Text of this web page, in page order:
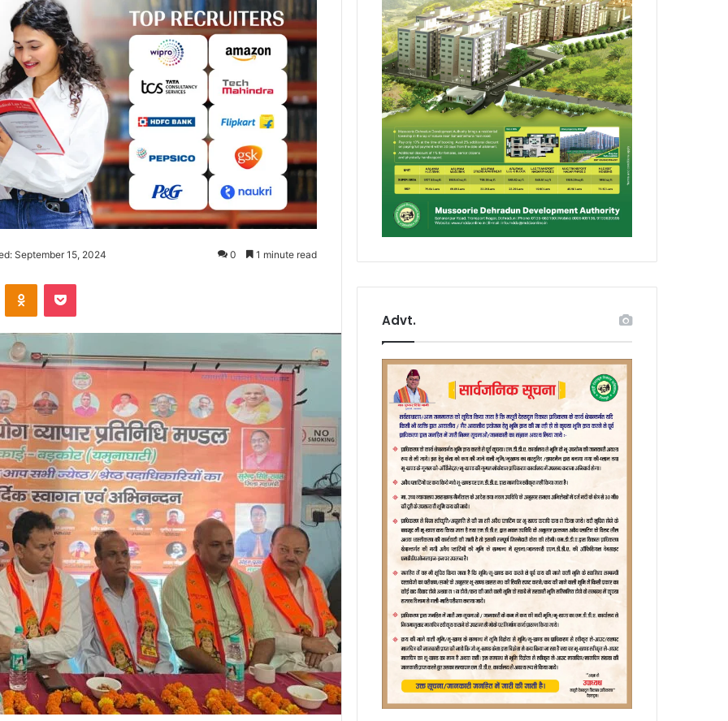
September 15, 2024 0 1 minute read
Advt.